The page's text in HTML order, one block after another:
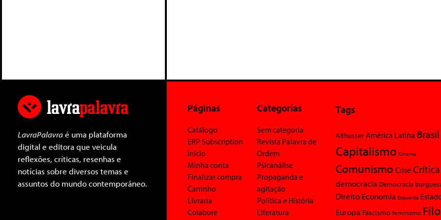
LavraPalavraé uma plataforma
digital e editora que veicula
reflexões, críticas, resenhas e
notícias sobre diversos temas e
assuntos do mundo contemporâneo.
Páginas
Catálogo
ERP Subscription
Início
Minha conta
Finalizar compra
Carrinho
Livraria
Colabore
Categorias
Sem categoria
Revista Palavra de
Ordem
Psicanálise
Propaganda e
agitação
Política e História
Literatura
Tags
Althusser América Latina Brasil
Capitalismo Cinema
Comunismo Crise Crítica
democracia Democracia
Direito Economia Esquerda
Europa Fascismo feminismo